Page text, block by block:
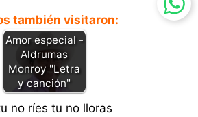
también visitaron:
Amor especial -
Aldrumas
Monroy "Letra
y canción"
no ríes tu no lloras